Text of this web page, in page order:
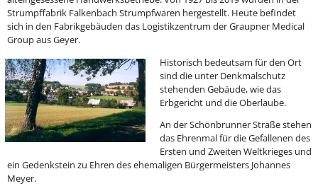
Strumpffabrik Falkenbach Strumpfwaren hergestellt. Heute befindet
sich in den Fabrikgebäuden das Logistikzentrum der Graupner Medical
Group aus Geyer.
Historisch bedeutsam für den Ort
sind die unter Denkmalschutz
stehenden Gebäude, wie das
Erbgericht und die Oberlaube.
An der Schönbrunner Straße stehen
das Ehrenmal für die Gefallenen des
Ersten und Zweiten Weltkrieges und
ein Gedenkstein zu Ehren des ehemaligen Bürgermeisters Johannes
Meyer.